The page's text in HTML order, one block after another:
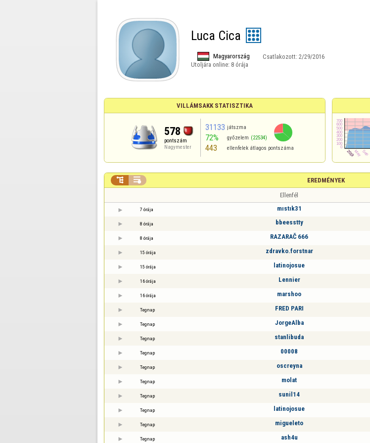
Luca Cica
Magyarország Csatlakozott: 2/29/2016
Utoljára online: 8 órája
VILLÁMSAKK STATISZTIKA
578
pontszám
Nagymester
31133 játszma
72% győzelem (22534)
443 ellenfelek átlagos pontszáma
EREDMÉNYEK
 
Ellenfél
7 órája mıstık31
8 órája bbeesstty
8 órája RAZARAČ 666
15 órája zdravko.forstnar
15 órája latinojosue
16 órája Lennier
16 órája marshoo
Tegnap FRED PARI
Tegnap JorgeAlba
Tegnap stanlibuda
Tegnap 00008
Tegnap oscreyna
Tegnap molat
Tegnap sunil14
Tegnap latinojosue
Tegnap migueleto
Tegnap ash4u